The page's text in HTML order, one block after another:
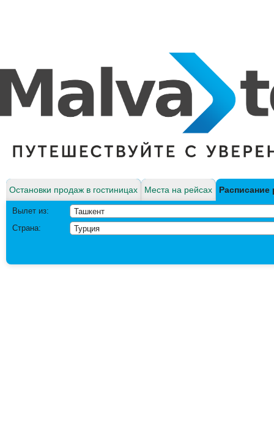
Остановки продаж в гостиницах Места на рейсах Расписание
Вылет из:
Страна: